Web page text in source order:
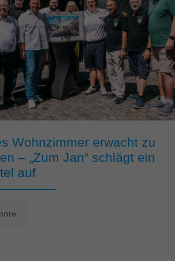
Wohnzimmer erwacht zu
– „Zum Jan“ schlägt ein
auf